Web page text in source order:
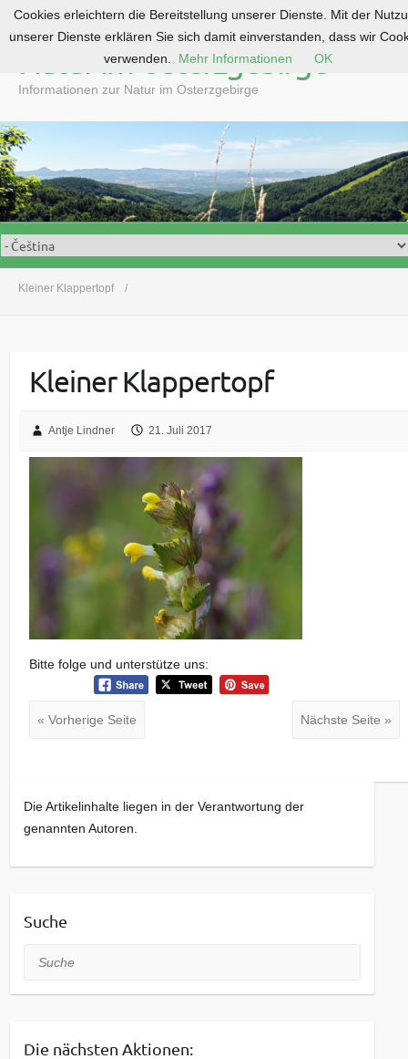
o
c
o
n
t
e
n
Natur im Osterzgebirge
Informationen zur Natur im Osterzgebirge
Kleiner Klappertopf
Kleiner Klappertopf
Antje Lindner 21. Juli 2017
Bitte folge und unterstütze uns:
« Vorherige Seite Nächste Seite »
Die Artikelinhalte liegen in der Verantwortung der
genannten Autoren.
Suche
Suche
Die nächsten Aktionen:
Cookies erleichtern die Bereitstellung unserer Dienste. Mit der
unserer Dienste erklären Sie sich damit einverstanden, dass wir
verwenden.
Mehr Informationen OK